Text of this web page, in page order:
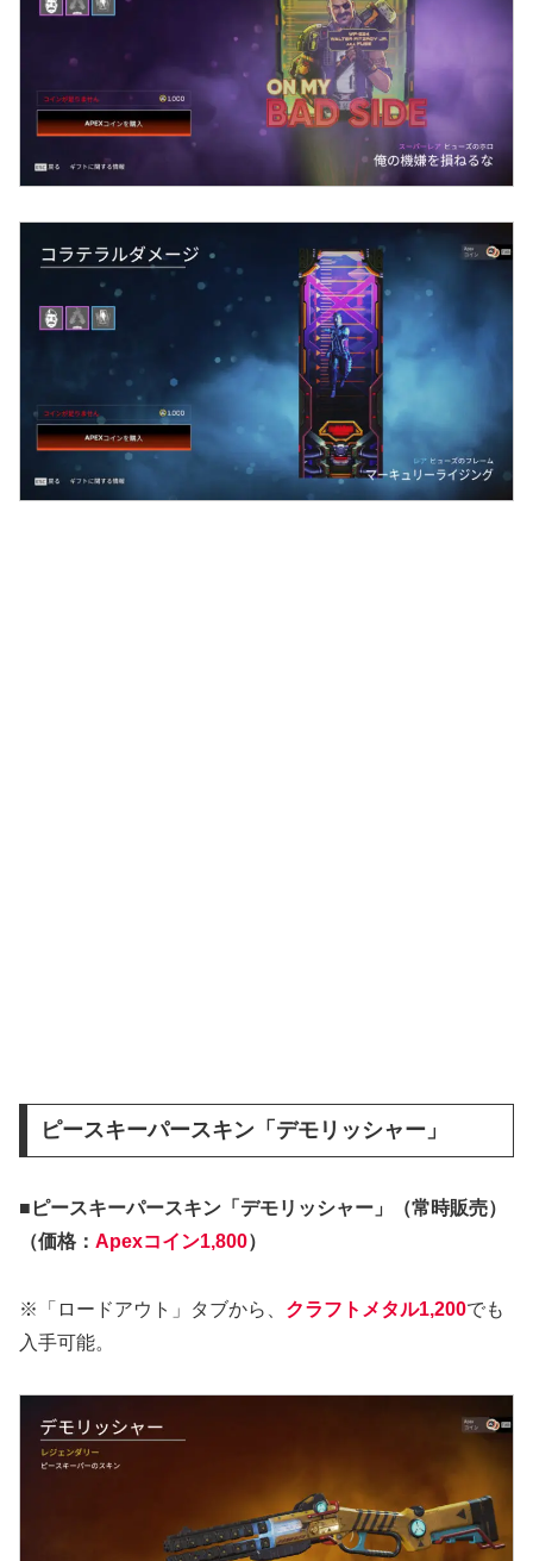
ピースキーパースキン「デモリッシャー」
■ピースキーパースキン「デモリッシャー」（常時販売）
（価格： Apexコイン1,800）
※「ロードアウト」タブから、 クラフトメタル1,200でも
入手可能。